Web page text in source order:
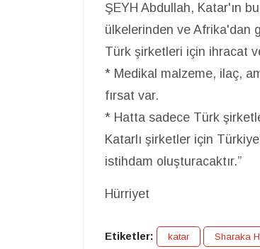
ŞEYH Abdullah, Katar'ın
ülkelerinden ve Afrika'dan
Türk şirketleri için ihracat
* Medikal malzeme, ilaç,
fırsat var.
* Hatta sadece Türk
Katarlı şirketler için
istihdam oluşturacaktır.”
Hürriyet
Etiketler: katar Sharaka